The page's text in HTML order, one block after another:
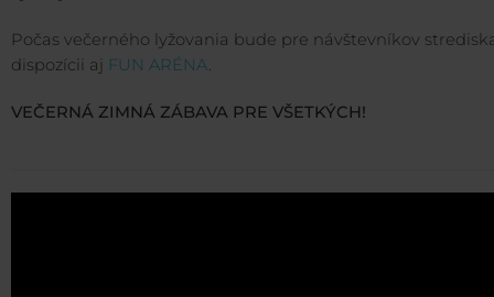
Počas večerného lyžovania bude pre návštevníkov
dispozícii aj
FUN ARÉNA.
VEČERNÁ ZIMNÁ ZÁBAVA PRE VŠETKÝCH!